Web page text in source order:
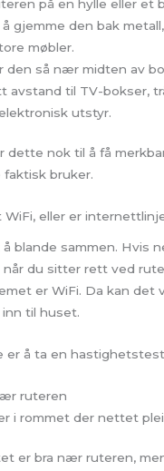
på en hylle eller et
å gjemme den bak
møbler.
den så nær midten av
avstand til TV-bokser,
utstyr.
dette nok til å få
bruker.
WiFi, eller er
blande sammen. Hvis
når du sitter rett ved
er WiFi. Da kan det
til huset.
er å ta en
ruteren
i rommet der nettet
er bra nær ruteren,